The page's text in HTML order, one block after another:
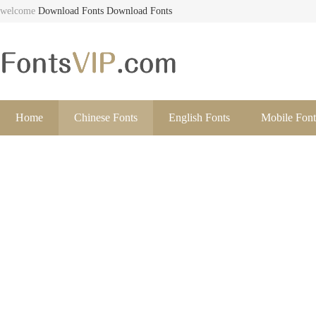
welcome Download Fonts Download Fonts
Home Chinese Fonts English Fonts Mobile